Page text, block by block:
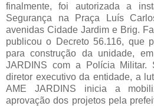
finalmente, foi autorizada a
Segurança na Praça Luís
avenidas Cidade Jardim e Brig.
publicou o Decreto 56.116, que
para construção da unidade,
JARDINS com a Polícia Militar.
diretor executivo da entidade, a
AME JARDINS inicia a
aprovação dos projetos pela